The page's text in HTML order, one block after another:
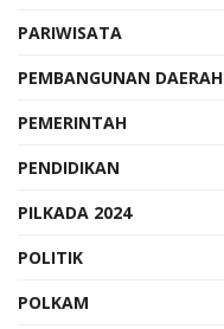
PARIWISATA
PEMBANGUNAN DAERAH
PEMERINTAH
PENDIDIKAN
PILKADA 2024
POLITIK
POLKAM